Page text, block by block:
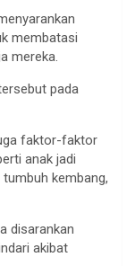
membatasi
mereka.
pada
faktor-faktor
anak jadi
kembang,
disarankan
akibat